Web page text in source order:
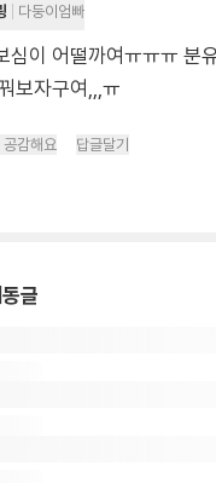
다둥이엄빠
심이 어떨까여ㅠㅠㅠ 분
보자구여,,,ㅠ
공감해요 답글달기
글